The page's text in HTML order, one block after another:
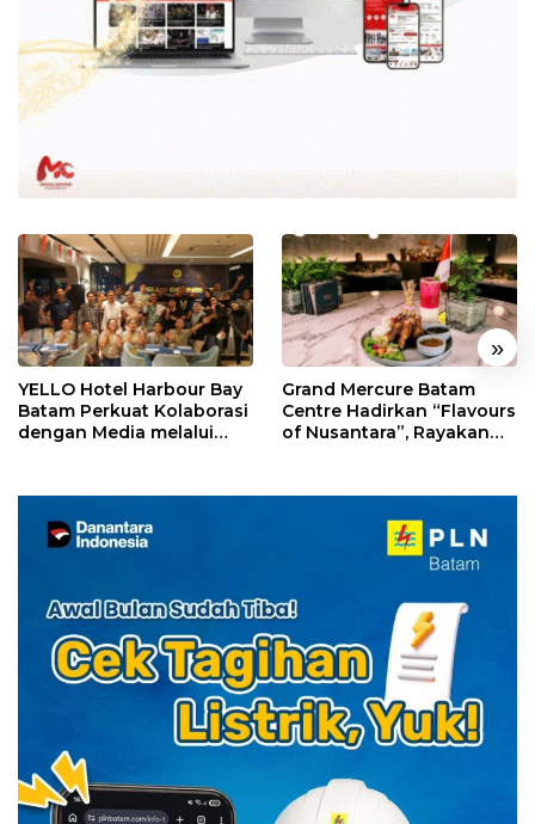
« »
YELLO Hotel Harbour Bay
Batam Perkuat Kolaborasi
dengan Media melalui
Grand Mercure Batam
Centre Hadirkan “Flavours
of Nusantara”, Rayakan